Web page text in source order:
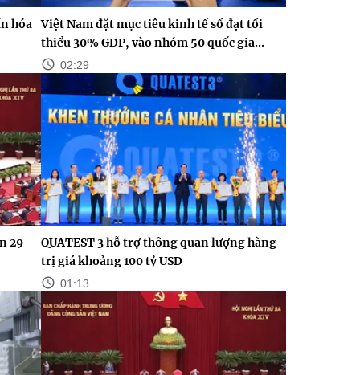
hóa
Việt Nam đặt mục tiêu kinh tế số đạt tối
thiểu 30% GDP, vào nhóm 50 quốc gia...
02:29
29
QUATEST 3 hỗ trợ thông quan lượng hàng
trị giá khoảng 100 tỷ USD
01:13